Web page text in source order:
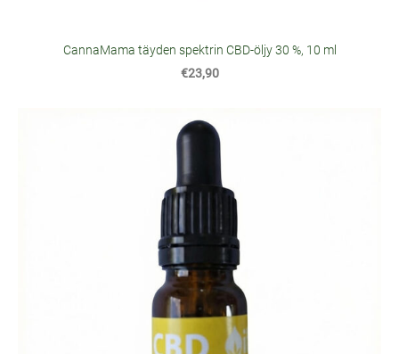
CannaMama täyden spektrin CBD-öljy 30 %, 10 ml
€23,90